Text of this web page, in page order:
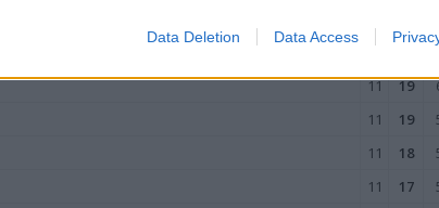
Data Deletion Data Access
11 6
11 19
11 19
11 18
11 17